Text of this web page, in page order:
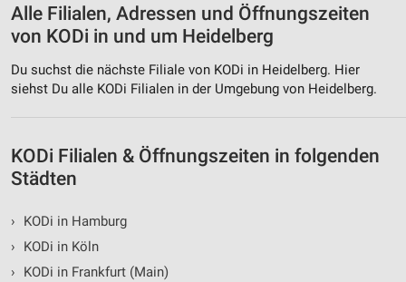
Alle Filialen, Adressen und Öffnungszeiten
von KODi in und um Heidelberg
Du suchst die nächste Filiale von KODi in Heidelberg. Hier
siehst Du alle KODi Filialen in der Umgebung von Heidelberg.
KODi Filialen & Öffnungszeiten in folgenden
Städten
›
KODi in Hamburg
›
KODi in Köln
›
KODi in Frankfurt (Main)
auf einem Endgerät
Verwendung reduzierter Daten zur Auswahl von
Werbeanzeigen
Erstellung von Profilen für personalisierte
Verwendung von Profilen zur Auswahl
personalisierter Werbung
von Inhalten
Verwendung von Profilen zur Auswahl
personalisierter Inhalte